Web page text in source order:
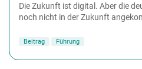
Die Zukunft ist digital. Aber die
noch nicht in der Zukunft
Beitrag Führung